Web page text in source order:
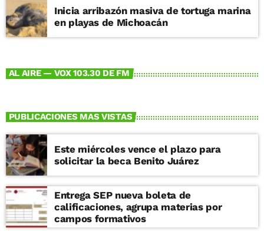
Inicia arribazón masiva de tortuga marina
en playas de Michoacán
AL AIRE — VOX 103.30 DE FM
PUBLICACIONES MAS VISTAS
Este miércoles vence el plazo para
solicitar la beca Benito Juárez
Entrega SEP nueva boleta de
calificaciones, agrupa materias por
campos formativos